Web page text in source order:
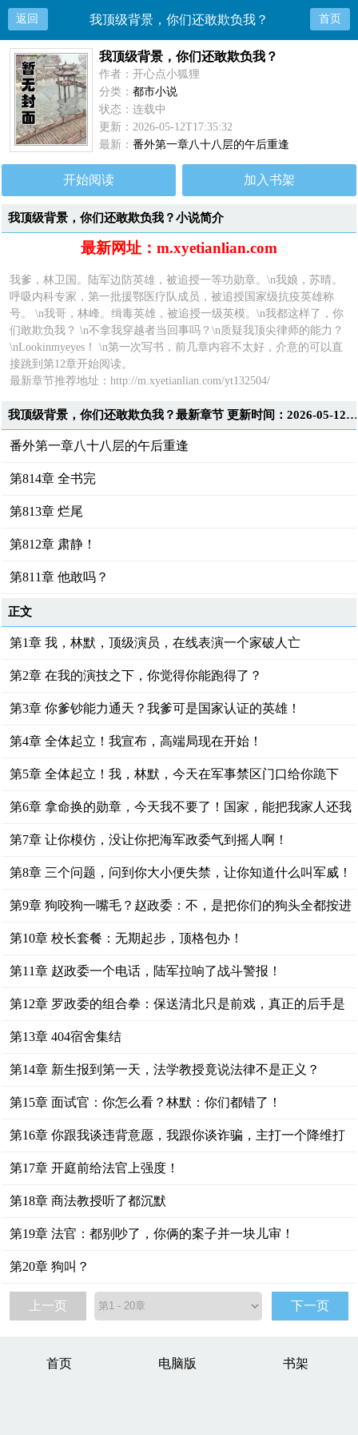
返回 我顶级背景，你们还敢欺负我？ 首页
我顶级背景，你们还敢欺负我？
作者：开心点小狐狸
分类：都市小说
状态：连载中
更新：2026-05-12T17:35:32
最新：番外第一章八十八层的午后重逢
开始阅读 加入书架
我顶级背景，你们还敢欺负我？小说简介
最新网址：m.xyetianlian.com
我爹，林卫国。陆军边防英雄，被追授一等功勋章。\n我娘，苏晴。
呼吸内科专家，第一批援鄂医疗队成员，被追授国家级抗疫英雄称
号。 \n我哥，林峰。缉毒英雄，被追授一级英模。\n我都这样了，你
们敢欺负我？ \n不拿我穿越者当回事吗？\n质疑我顶尖律师的能力？
\nLookinmyeyes！ \n第一次写书，前几章内容不太好，介意的可以直
接跳到第12章开始阅读。
最新章节推荐地址：http://m.xyetianlian.com/yt132504/
我顶级背景，你们还敢欺负我？最新章节 更新时间：2026-05-12T17:35:32
番外第一章八十八层的午后重逢
第814章 全书完
第813章 烂尾
第812章 肃静！
第811章 他敢吗？
正文
第1章 我，林默，顶级演员，在线表演一个家破人亡
第2章 在我的演技之下，你觉得你能跑得了？
第3章 你爹钞能力通天？我爹可是国家认证的英雄！
第4章 全体起立！我宣布，高端局现在开始！
第5章 全体起立！我，林默，今天在军事禁区门口给你跪下
了！
第6章 拿命换的勋章，今天我不要了！国家，能把我家人还我
吗？
第7章 让你模仿，没让你把海军政委气到摇人啊！
第8章 三个问题，问到你大小便失禁，让你知道什么叫军威！
第9章 狗咬狗一嘴毛？赵政委：不，是把你们的狗头全都按进
粪坑！
第10章 校长套餐：无期起步，顶格包办！
第11章 赵政委一个电话，陆军拉响了战斗警报！
第12章 罗政委的组合拳：保送清北只是前戏，真正的后手是
它！
第13章 404宿舍集结
第14章 新生报到第一天，法学教授竟说法律不是正义？
第15章 面试官：你怎么看？林默：你们都错了！
第16章 你跟我谈违背意愿，我跟你谈诈骗，主打一个降维打
击！
第17章 开庭前给法官上强度！
第18章 商法教授听了都沉默
第19章 法官：都别吵了，你俩的案子并一块儿审！
第20章 狗叫？
上一页 下一页
首页 电脑版 书架